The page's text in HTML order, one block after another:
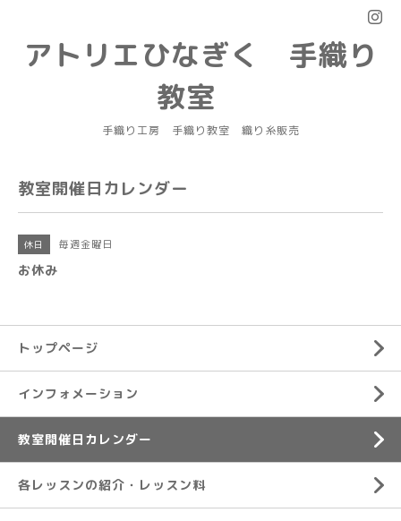
アトリエひなぎく 手織り
教室
手織り工房 手織り教室 織り糸販売
教室開催日カレンダー
休日 毎週金曜日
お休み
トップページ
インフォメーション
教室開催日カレンダー
各レッスンの紹介・レッスン料